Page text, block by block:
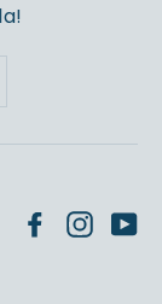
Facebook